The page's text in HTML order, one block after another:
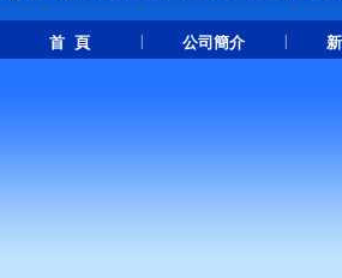
首 頁 公司簡介